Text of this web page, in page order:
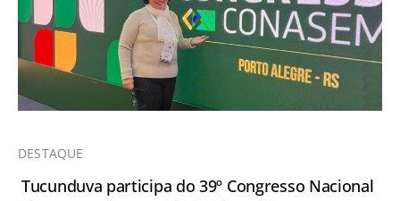
DESTAQUE
Tucunduva participa do 39º Congresso Nacional